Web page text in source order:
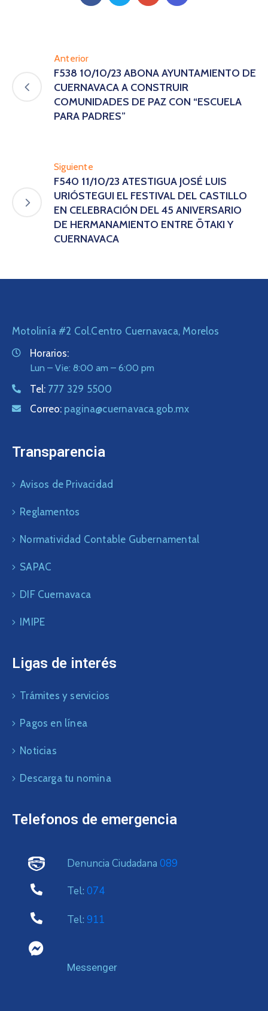
Anterior
F538 10/10/23 ABONA AYUNTAMIENTO DE
CUERNAVACA A CONSTRUIR
COMUNIDADES DE PAZ CON “ESCUELA
PARA PADRES”
Siguiente
F540 11/10/23 ATESTIGUA JOSÉ LUIS
URIÓSTEGUI EL FESTIVAL DEL CASTILLO
EN CELEBRACIÓN DEL 45 ANIVERSARIO
DE HERMANAMIENTO ENTRE ŌTAKI Y
CUERNAVACA
Motolinía #2 Col.Centro Cuernavaca, Morelos
Horarios:
Lun – Vie: 8:00 am – 6:00 pm
Tel: 777 329 5500
Correo: pagina@cuernavaca.gob.mx
Transparencia
Avisos de Privacidad
Reglamentos
Normatividad Contable Gubernamental
SAPAC
DIF Cuernavaca
IMIPE
Ligas de interés
Trámites y servicios
Pagos en línea
Noticias
Descarga tu nomina
Telefonos de emergencia
Denuncia Ciudadana 089
Tel: 074
Tel: 911
Messenger